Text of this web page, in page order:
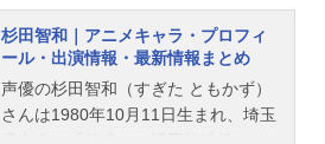
プロフィールと関連記事を紹介しま
す。
杉田智和｜アニメキャラ・プロフィ
ール・出演情報・最新情報まとめ
声優の杉田智和（すぎた ともかず）
さんは1980年10月11日生まれ、埼玉